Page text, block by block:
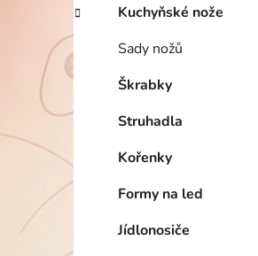
Kuchyňské nože
Sady nožů
Škrabky
Struhadla
Kořenky
Formy na led
Jídlonosiče